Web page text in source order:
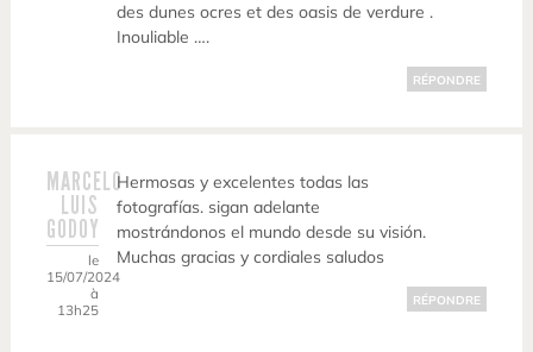
des dunes ocres et des oasis de verdure .
Inouliable ….
RÉPONDRE
MARCELO
LUIS
GODOY
le
15/07/2024
à
13h25
Hermosas y excelentes todas las
fotografías. sigan adelante
mostrándonos el mundo desde su visión.
Muchas gracias y cordiales saludos
RÉPONDRE